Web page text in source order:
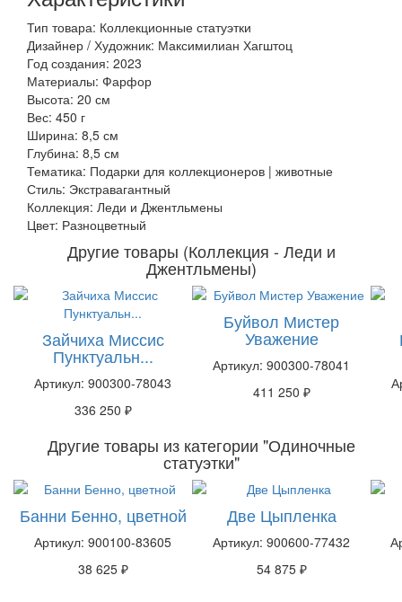
Тип товара: Коллекционные статуэтки
Дизайнер / Художник: Максимилиан Хагштоц
Год создания: 2023
Материалы: Фарфор
Высота: 20 см
Вес: 450 г
Ширина: 8,5 см
Глубина: 8,5 см
Тематика: Подарки для коллекционеров | животные
Стиль: Экстравагантный
Коллекция: Леди и Джентльмены
Цвет: Разноцветный
Другие товары (Коллекция - Леди и
Джентльмены)
Зайчиха Миссис
Пунктуальн...
Артикул: 900300-78043
336 250 ₽
Буйвол Мистер
Уважение
Артикул: 900300-78041
411 250 ₽
Другие товары из категории "Одиночные
статуэтки"
Банни Бенно, цветной
Артикул: 900100-83605
38 625 ₽
Две Цыпленка
Артикул: 900600-77432
54 875 ₽